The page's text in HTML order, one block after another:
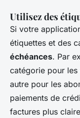
Utilisez des
Si votre
étiquettes et des
échéances. Par
catégorie pour
autre pour les
paiements de
factures plus